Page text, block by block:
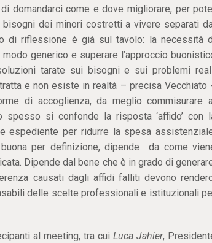
domandarci come e dove migliorare, per
dei minori costretti a vivere separati
di riflessione è già sul tavolo: la necessità
modo generico e superare l’approccio
tarate sui bisogni e sui problemi
e non esiste in realtà – precisa Vecchiato
di accoglienza, da meglio commisurare
spesso si confonde la risposta ‘affido’ con
espediente per ridurre la spesa
per definizione, dipende da come
Dipende dal bene che è in grado di
causati dagli affidi falliti devono
delle scelte professionali e istituzionali
al meeting, tra cuiLuca Jahier,